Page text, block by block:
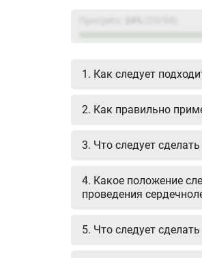
1. Как следует
2. Как правильно
3. Что следует
4. Какое положение
проведения
5. Что следует